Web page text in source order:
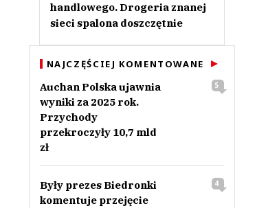
handlowego. Drogeria znanej
sieci spalona doszczętnie
NAJCZĘŚCIEJ KOMENTOWANE
Auchan Polska ujawnia
wyniki za 2025 rok.
Przychody
przekroczyły 10,7 mld
zł
5
Były prezes Biedronki
komentuje przejęcie
4